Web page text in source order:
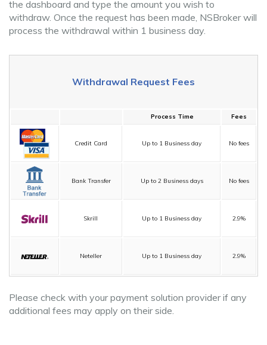
the dashboard and type the amount you wish to
withdraw. Once the request has been made, NSBroker will
process the withdrawal within 1 business day.
Withdrawal Request Fees
Process Time Fees
Credit Card Up to 1 Business day No fees
Bank Transfer Up to 2 Business days No fees
Skrill Up to 1 Business day 2.9%
Neteller Up to 1 Business day 2.9%
Please check with your payment solution provider if any
additional fees may apply on their side.